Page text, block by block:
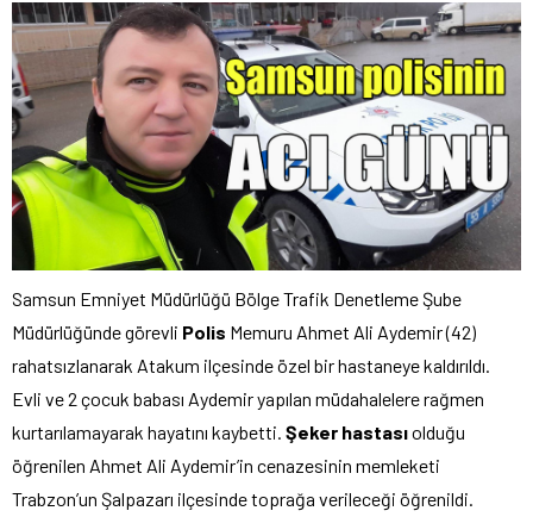
Samsun Emniyet Müdürlüğü Bölge Trafik Denetleme Şube
Müdürlüğünde görevli Polis Memuru Ahmet Ali Aydemir (42)
rahatsızlanarak Atakum ilçesinde özel bir hastaneye kaldırıldı.
Evli ve 2 çocuk babası Aydemir yapılan müdahalelere rağmen
kurtarılamayarak hayatını kaybetti. Şeker hastasıolduğu
öğrenilen Ahmet Ali Aydemir’in cenazesinin memleketi
Trabzon’un Şalpazarı ilçesinde toprağa verileceği öğrenildi.